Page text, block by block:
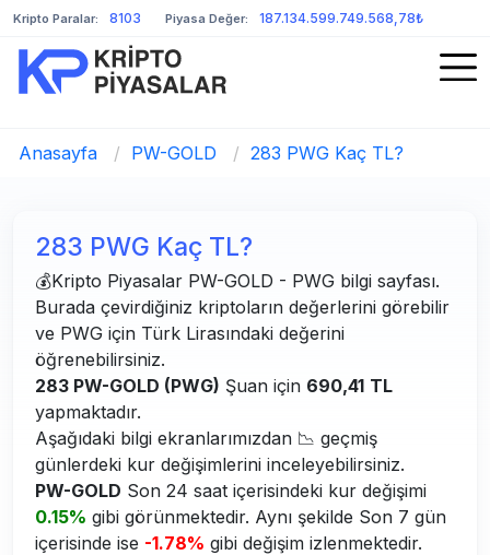
Kripto Paralar: 8103 Piyasa Değer: 187.134.599.749.568,78₺
Anasayfa / PW-GOLD / 283 PWG Kaç TL?
283 PWG Kaç TL?
💰Kripto Piyasalar PW-GOLD - PWG bilgi sayfası.
Burada çevirdiğiniz kriptoların değerlerini görebilir
ve PWG için Türk Lirasındaki değerini
öğrenebilirsiniz.
283 PW-GOLD (PWG) Şuan için 690,41 TL
yapmaktadır.
Aşağıdaki bilgi ekranlarımızdan 📉 geçmiş
günlerdeki kur değişimlerini inceleyebilirsiniz.
PW-GOLD Son 24 saat içerisindeki kur değişimi
0.15% gibi görünmektedir. Aynı şekilde Son 7 gün
içerisinde ise -1.78% gibi değişim izlenmektedir.